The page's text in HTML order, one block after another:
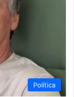
Política